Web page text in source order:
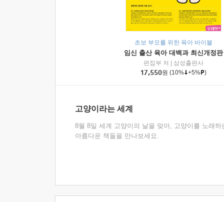
초보 부모를 위한 육아 바이블
임신 출산 육아 대백과 최신개정판
편집부 저
삼성출판사
17,550원 (10% +5% )
고양이라는 세계
8월 8일 세계 고양이의 날을 맞아, 고양이를 노래하
아름다운 책들을 만나보세요.